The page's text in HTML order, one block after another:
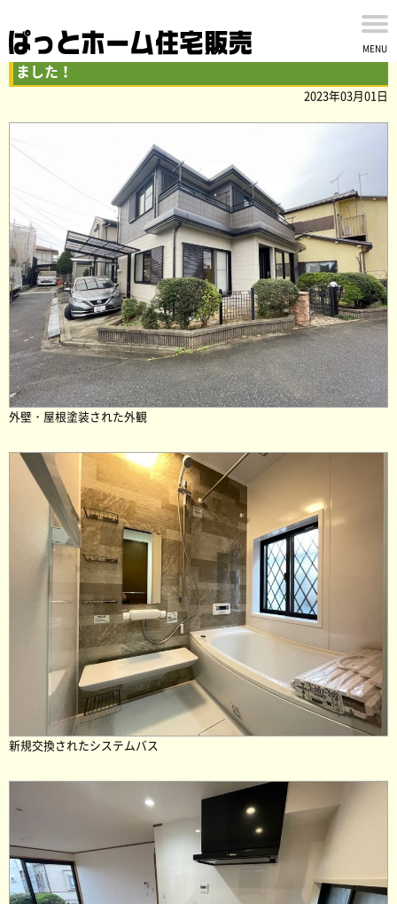
MENU
流山市大字東深井の中古戸建 内外装リフォームが完了し
ました！
2023年03月01日
外壁・屋根塗装された外観
新規交換されたシステムバス